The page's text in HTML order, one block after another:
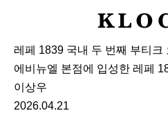
K
O
C
레페 1839 국내 두 번째 부티크
에비뉴엘 본점에 입성한 레페
이상우
2026.04.21